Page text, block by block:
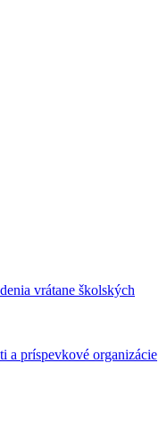
vrátane školských
a príspevkové organizácie